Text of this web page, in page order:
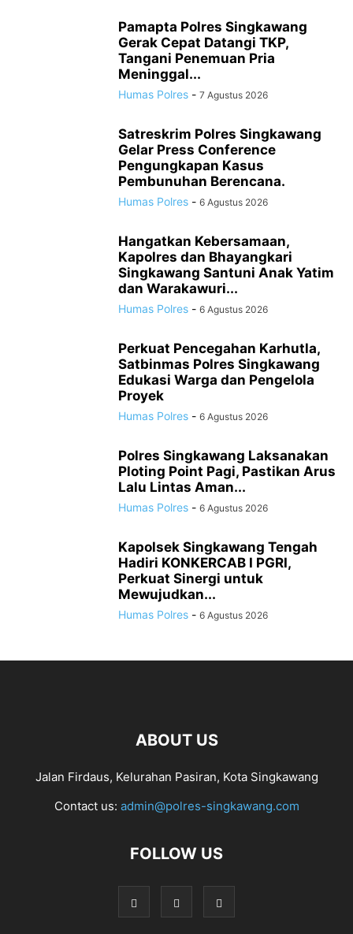
Pamapta Polres Singkawang
Gerak Cepat Datangi TKP,
Tangani Penemuan Pria
Meninggal...
Humas Polres - 7 Agustus 2026
Satreskrim Polres Singkawang
Gelar Press Conference
Pengungkapan Kasus
Pembunuhan Berencana.
Humas Polres - 6 Agustus 2026
Hangatkan Kebersamaan,
Kapolres dan Bhayangkari
Singkawang Santuni Anak Yatim
dan Warakawuri...
Humas Polres - 6 Agustus 2026
Perkuat Pencegahan Karhutla,
Satbinmas Polres Singkawang
Edukasi Warga dan Pengelola
Proyek
Humas Polres - 6 Agustus 2026
Polres Singkawang Laksanakan
Ploting Point Pagi, Pastikan Arus
Lalu Lintas Aman...
Humas Polres - 6 Agustus 2026
Kapolsek Singkawang Tengah
Hadiri KONKERCAB I PGRI,
Perkuat Sinergi untuk
Mewujudkan...
Humas Polres - 6 Agustus 2026
ABOUT US
Jalan Firdaus, Kelurahan Pasiran, Kota Singkawang
Contact us: admin@polres-singkawang.com
FOLLOW US